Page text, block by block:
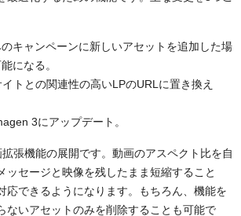
キャンペーンに新しいアセットを追加した場
になる。
トとの関連性の高いLPのURLに置き換え
3にアップデート。
張機能の展開です。動画のアスペクト比を自
ッセージと映像を残したまま短縮すること
応できるようになります。もちろん、機能を
ないアセットのみを削除することも可能で